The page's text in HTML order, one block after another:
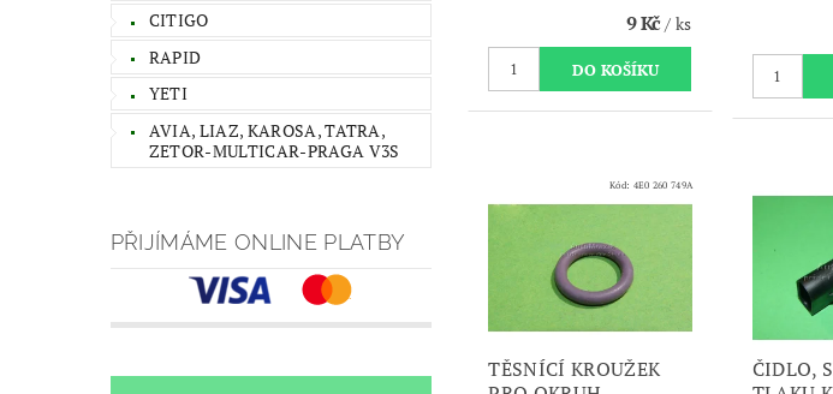
CITIGO
RAPID
YETI
AVIA, LIAZ, KAROSA, TATRA,
ZETOR-MULTICAR-PRAGA V3S
PŘIJÍMÁME ONLINE PLATBY
9 Kč/ ks
Kód: 4E0 260 749A
TĚSNÍCÍ KROUŽEK
ČIDLO,